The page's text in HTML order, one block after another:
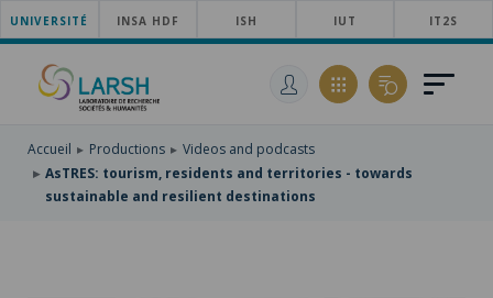
SKIP
TO
MAIN
NAVIGATION
SKIP
TO
MAIN
SKIP
TO
UNIVERSITÉ INSA HDF ISH IUT IT2S
Accueil Productions
Videos and podcasts
AsTRES: tourism, residents and territories - towards
sustainable and resilient destinations